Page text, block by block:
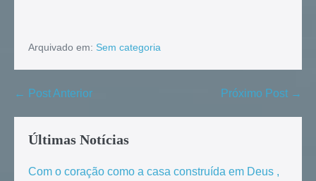
Arquivado em: Sem categoria
← Post Anterior Próximo Post →
Últimas Notícias
Com o coração como a casa construída em Deus ,